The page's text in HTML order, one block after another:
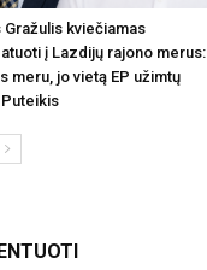
Gražulis kviečiamas
į Lazdijų rajono merus:
meru, jo vietą EP užimtų